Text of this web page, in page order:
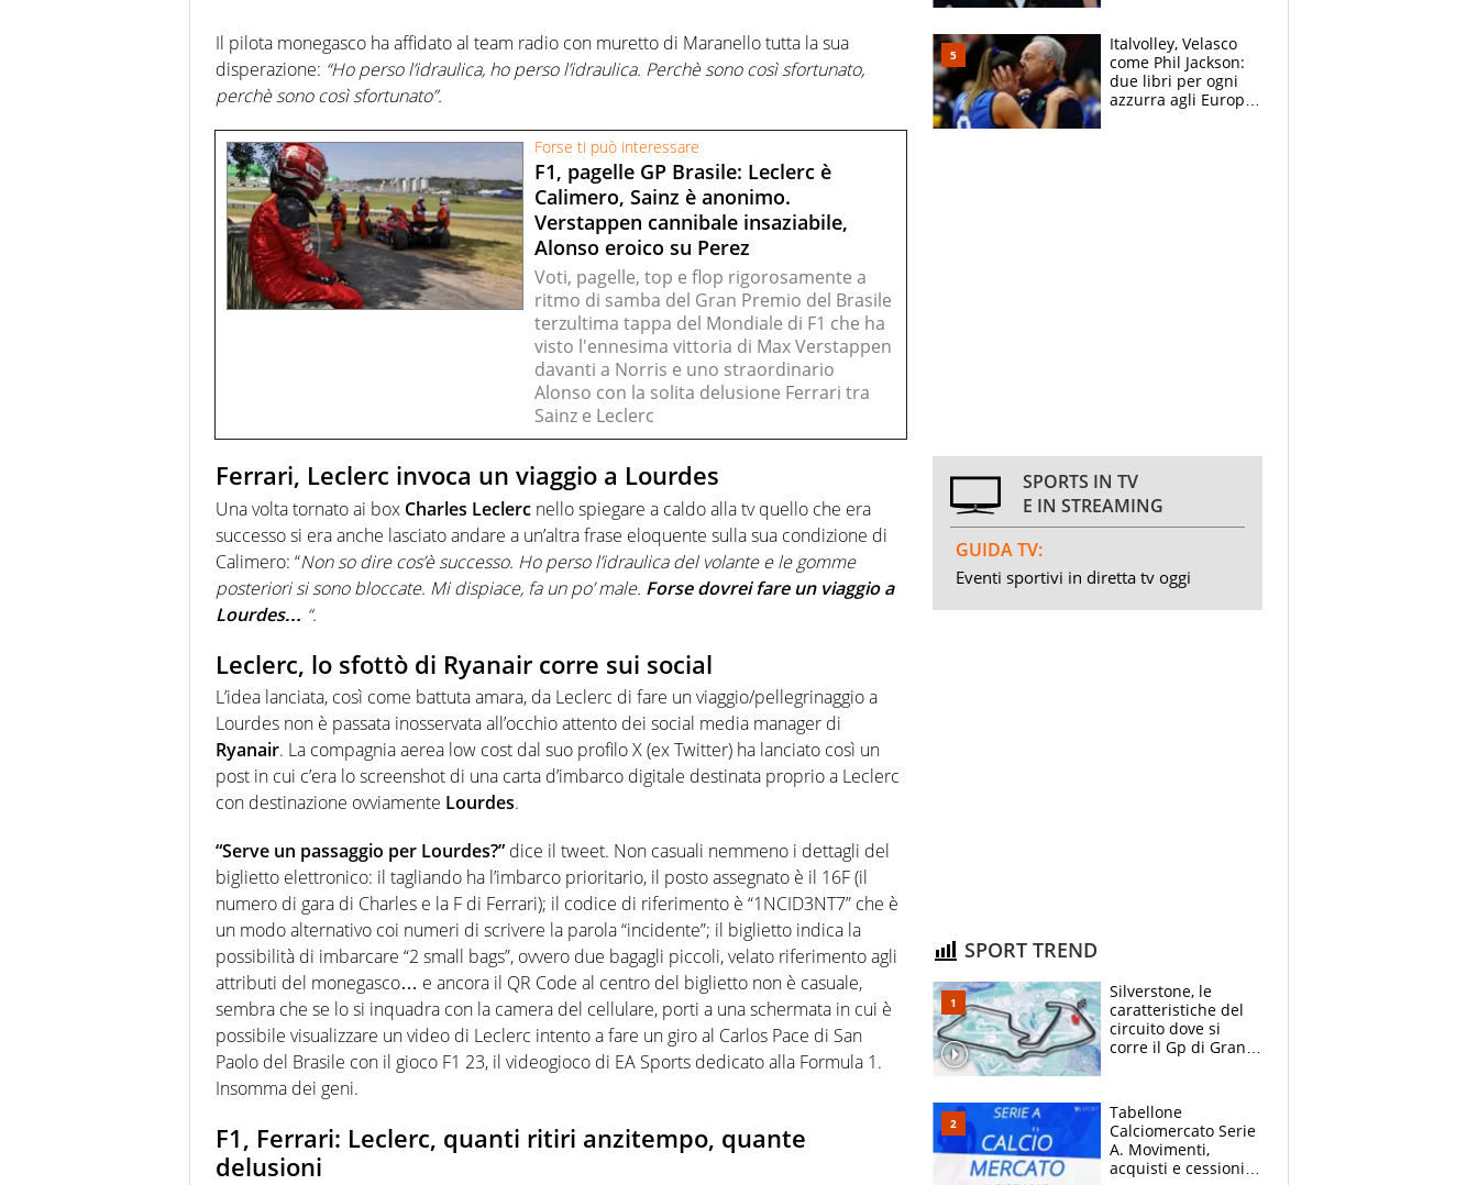
Il pilota monegasco ha affidato al team radio con muretto di Maranello tutta la sua
disperazione: “Ho perso l’idraulica, ho perso l’idraulica. Perchè sono così sfortunato,
perchè sono così sfortunato”.
Forse ti può interessare
F1, pagelle GP Brasile: Leclerc è
Calimero, Sainz è anonimo.
Verstappen cannibale insaziabile,
Alonso eroico su Perez
Voti, pagelle, top e flop rigorosamente a
ritmo di samba del Gran Premio del Brasile
terzultima tappa del Mondiale di F1 che ha
visto l'ennesima vittoria di Max Verstappen
davanti a Norris e uno straordinario
Alonso con la solita delusione Ferrari tra
Sainz e Leclerc
Ferrari, Leclerc invoca un viaggio a Lourdes
Una volta tornato ai box Charles Leclerc nello spiegare a caldo alla tv quello che era
successo si era anche lasciato andare a un’altra frase eloquente sulla sua condizione di
Calimero: “Non so dire cos’è successo. Ho perso l’idraulica del volante e le gomme
posteriori si sono bloccate. Mi dispiace, fa un po’ male. Forse dovrei fare un viaggio a
Lourdes… “.
Leclerc, lo sfottò di Ryanair corre sui social
L’idea lanciata, così come battuta amara, da Leclerc di fare un viaggio/pellegrinaggio a
Lourdes non è passata inosservata all’occhio attento dei social media manager di
Ryanair. La compagnia aerea low cost dal suo profilo X (ex Twitter) ha lanciato così un
post in cui c’era lo screenshot di una carta d’imbarco digitale destinata proprio a Leclerc
con destinazione ovviamente Lourdes.
“Serve un passaggio per Lourdes?” dice il tweet. Non casuali nemmeno i dettagli del
biglietto elettronico: il tagliando ha l’imbarco prioritario, il posto assegnato è il 16F (il
numero di gara di Charles e la F di Ferrari); il codice di riferimento è “1NCID3NT7” che è
un modo alternativo coi numeri di scrivere la parola “incidente”; il biglietto indica la
possibilità di imbarcare “2 small bags”, ovvero due bagagli piccoli, velato riferimento agli
attributi del monegasco… e ancora il QR Code al centro del biglietto non è casuale,
sembra che se lo si inquadra con la camera del cellulare, porti a una schermata in cui è
possibile visualizzare un video di Leclerc intento a fare un giro al Carlos Pace di San
Paolo del Brasile con il gioco F1 23, il videogioco di EA Sports dedicato alla Formula 1.
Insomma dei geni.
F1, Ferrari: Leclerc, quanti ritiri anzitempo, quante
delusioni
sfondo
Italvolley, Velasco
come Phil Jackson:
due libri per ogni
azzurra agli Europei.
SPORTS IN TV
E IN STREAMING
GUIDA TV:
Eventi sportivi in diretta tv oggi
SPORT TREND
Silverstone, le
caratteristiche del
circuito dove si
corre il Gp di Gran
Tabellone
Calciomercato Serie
A. Movimenti,
acquisti e cessioni: